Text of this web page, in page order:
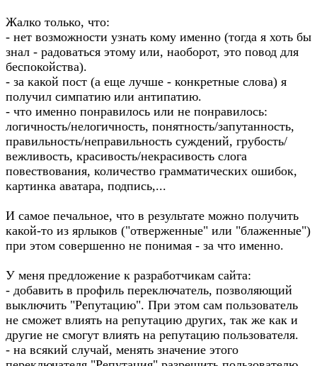
Жалко только, что:
- нет возможности узнать кому именно (тогда я хоть бы
знал - радоваться этому или, наоборот, это повод для
беспокойства).
- за какой пост (а еще лучше - конкретные слова) я
получил симпатию или антипатию.
- что именно понравилось или не понравилось:
логичность/нелогичность, понятность/запутанность,
правильность/неправильность суждений, грубость/
вежливость, красивость/некрасивость слога
повествования, количество грамматических ошибок,
картинка аватара, подпись,...
И самое печальное, что в результате можно получить
какой-то из ярлыков ("отверженные" или "блаженные")
при этом совершенно не понимая - за что именно.
У меня предложение к разработчикам сайта:
- добавить в профиль переключатель, позволяющий
выключить "Репутацию". При этом сам пользователь
не сможет влиять на репутацию других, так же как и
другие не смогут влиять на репутацию пользователя.
- на всякий случай, менять значение этого